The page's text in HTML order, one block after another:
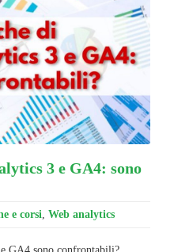
3 e GA4: sono
e corsi Web analytics